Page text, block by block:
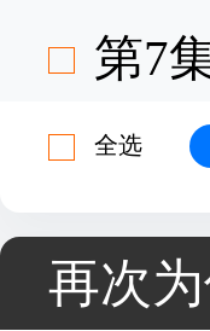
第7
全选
再次